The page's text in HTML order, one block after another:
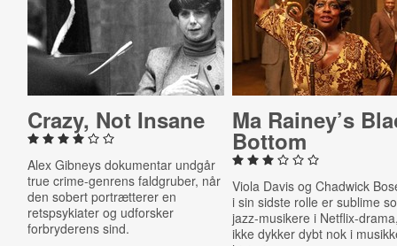
Crazy, Not Insane
Alex Gibneys dokumentar undgår
true crime-genrens faldgruber, når
den sobert portrætterer en
retspsykiater og udforsker
forbryderens sind.
Ma Rainey’s
Bottom
Viola Davis og Chadwick
i sin sidste rolle er sublime
jazz-musikere i Netflix-
ikke dykker dybt nok i